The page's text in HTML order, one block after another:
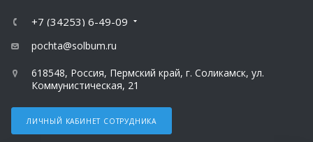
+7 (34253) 6-49-09
pochta@solbum.ru
618548, Россия, Пермский край, г. Соликамск, ул.
Коммунистическая, 21
ЛИЧНЫЙ КАБИНЕТ СОТРУДНИКА